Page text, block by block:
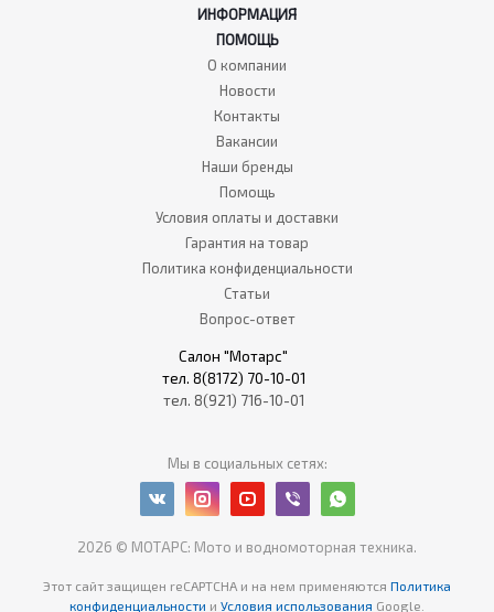
ИНФОРМАЦИЯ
ПОМОЩЬ
О компании
Новости
Контакты
Вакансии
Наши бренды
Помощь
Условия оплаты и доставки
Гарантия на товар
Политика конфиденциальности
Статьи
Вопрос-ответ
Салон "Мотарс"
тел. 8(8172) 70-10-01
тел. 8(921) 716-10-01
Мы в социальных сетях:
2026 © МОТАРС: Мото и водномоторная техника.
Этот сайт защищен reCAPTCHA и на нем применяются Политика
конфиденциальности и Условия использования Google.